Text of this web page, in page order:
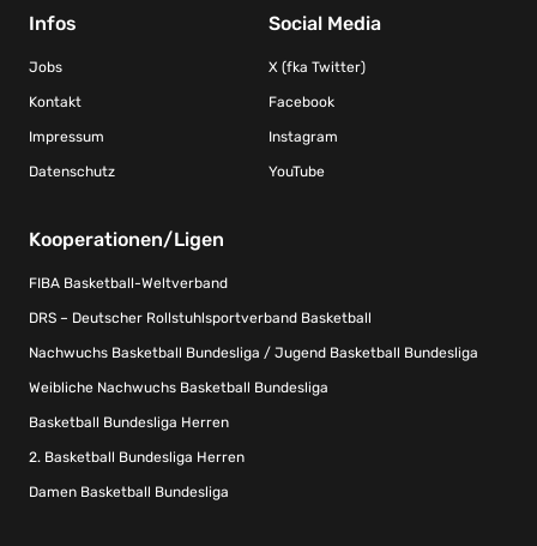
Infos
Jobs
Kontakt
Impressum
Datenschutz
Social Media
X (fka Twitter)
Facebook
Instagram
YouTube
Kooperationen/Ligen
FIBA Basketball-Weltverband
DRS – Deutscher Rollstuhlsportverband Basketball
Nachwuchs Basketball Bundesliga / Jugend Basketball Bundesliga
Weibliche Nachwuchs Basketball Bundesliga
Basketball Bundesliga Herren
2. Basketball Bundesliga Herren
Damen Basketball Bundesliga